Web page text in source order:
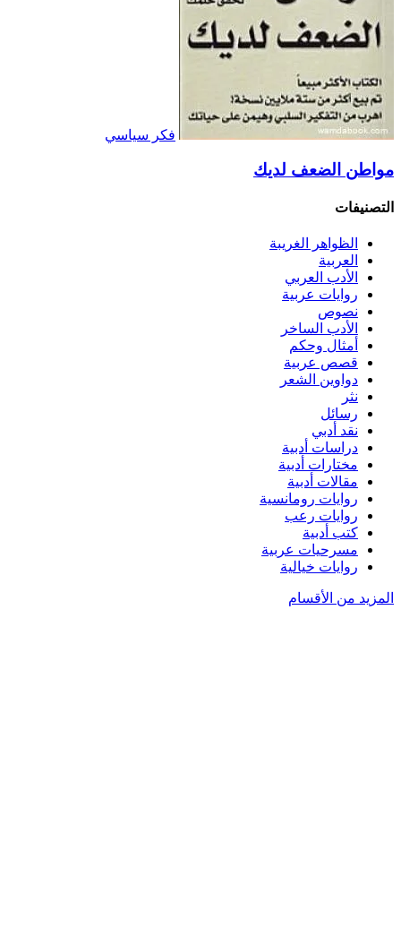
فكر سياسي
مواطن الضعف لديك
التصنيفات
الظواهر الغريبة‏
العربية
الأدب العربي
روايات عربية
نصوص
الأدب الساخر
أمثال وحكم
قصص عربية
دواوين الشعر
نثر
رسائل
نقد أدبي
دراسات أدبية
مختارات أدبية
مقالات أدبية
روايات رومانسية
روايات رعب
كتب أدبية
مسرحيات عربية
روايات خيالية
المزيد من الأقسام